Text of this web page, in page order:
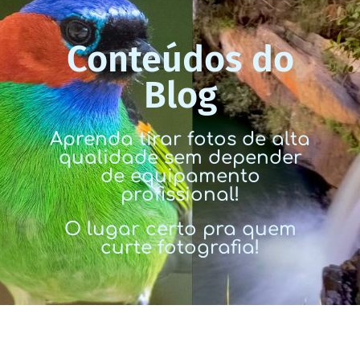
Conteúdos do
Blog
Aprenda tirar fotos de alta
qualidade sem depender
de equipamento
profissional!
O lugar certo pra quem
curte fotografia!